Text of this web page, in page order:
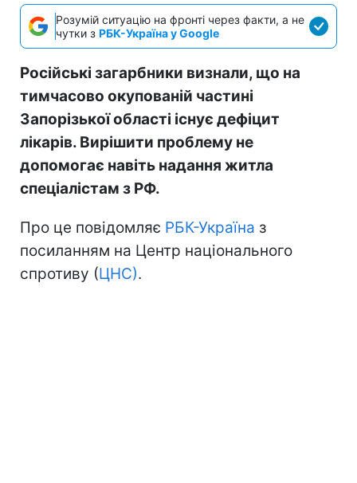
Розумій ситуацію на фронті через факти, а не
чутки з РБК-Україна у Google
Російські загарбники визнали, що на
тимчасово окупованій частині
Запорізької області існує дефіцит
лікарів. Вирішити проблему не
допомогає навіть надання житла
спеціалістам з РФ.
Про це повідомляє РБК-Україна з
посиланням на Центр національного
спротиву (ЦНС).